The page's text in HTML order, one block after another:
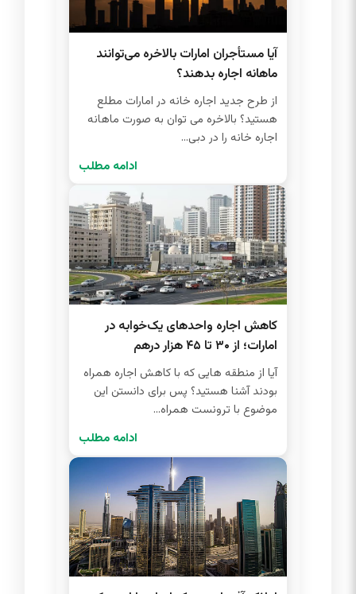
آیا مستأجران امارات بالاخره می‌توانند
ماهانه اجاره بدهند؟
از طرح جدید اجاره خانه در امارات مطلع
هستید؟ بالاخره می توان به صورت ماهانه
اجاره خانه را در دبی...
ادامه مطلب
کاهش اجاره واحدهای یک‌خوابه در
امارات؛ از ۳۰ تا ۴۵ هزار درهم
آیا از منطقه هایی که با کاهش اجاره همراه
بودند آشنا هستید؟ پس برای دانستن این
موضوع با ترونست همراه...
ادامه مطلب